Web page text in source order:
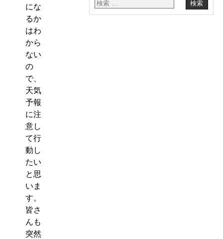
にな
るか
はわ
から
ない
の
で、
天気
予報
に注
意し
て行
動し
たい
と思
いま
す。
皆さ
んも
突然